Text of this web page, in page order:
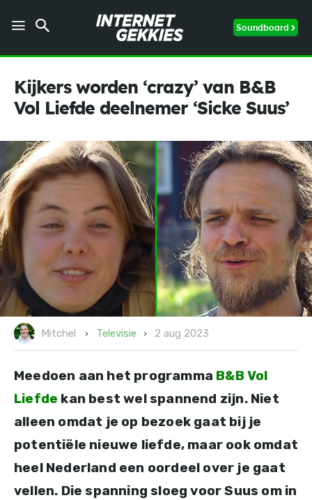
Soundboard
Kijkers worden ‘crazy’ van B&B
Vol Liefde deelnemer ‘Sicke Suus’
Mitchel Televisie 2 aug 2023
Meedoen aan het programma B&B Vol
Liefde kan best wel spannend zijn. Niet
alleen omdat je op bezoek gaat bij je
potentiële nieuwe liefde, maar ook omdat
heel Nederland een oordeel over je gaat
vellen. Die spanning sloeg voor Suus om in